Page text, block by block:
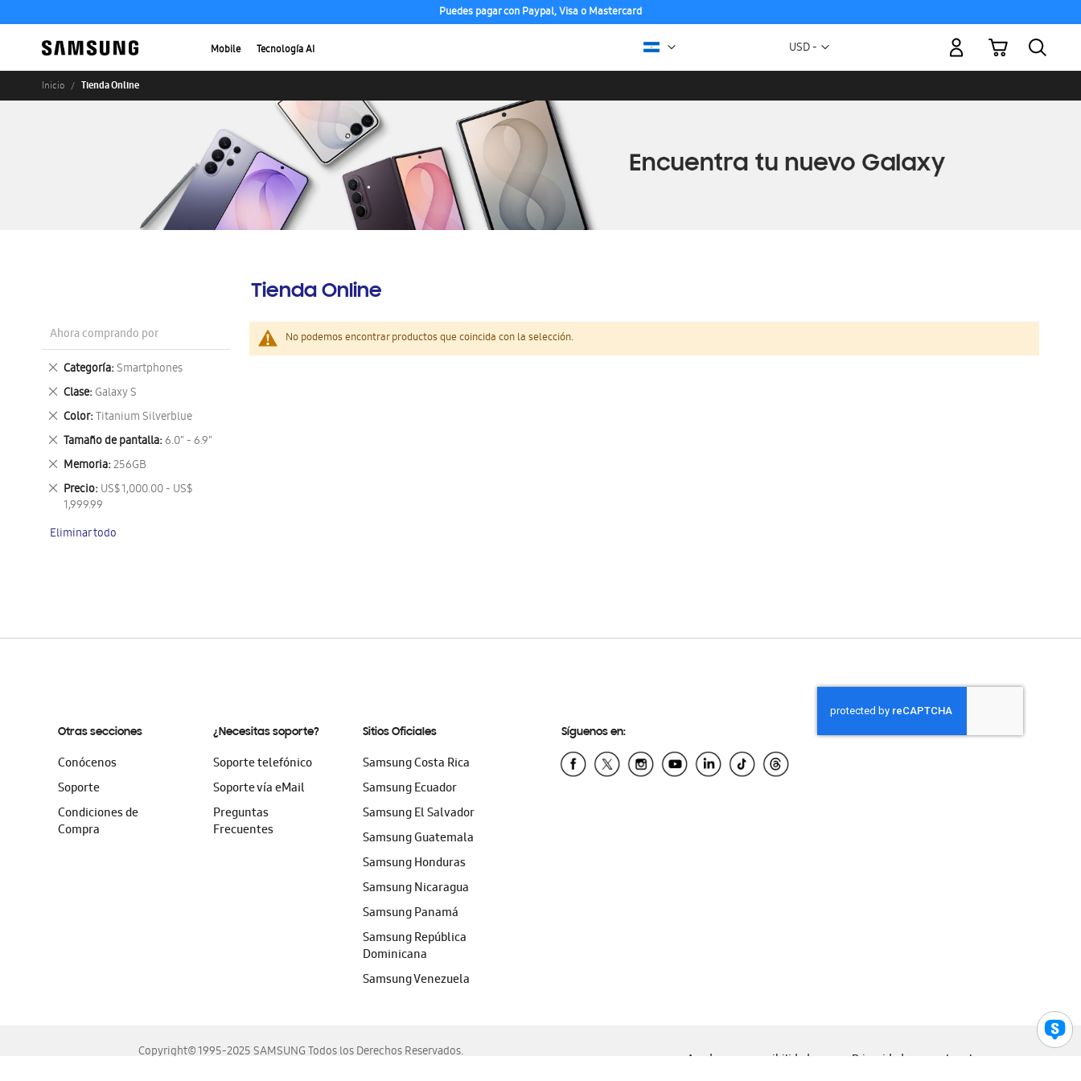
Puedes pagar con Paypal, Visa o Mastercard
Mobile Tecnología AI Moneda
USD -
Mi carrito
Inicio Tienda Online
Tienda Online
No podemos encontrar productos que coincida con la selección.
Ahora comprando por
Categoría Smartphones
Eliminar
este
artículo
Clase Galaxy S
Eliminar
este
artículo
Color Titanium Silverblue
Eliminar
este
artículo
Tamaño de pantalla 6.0" - 6.9"
Eliminar
este
artículo
Memoria 256GB
Eliminar
este
artículo
Precio US$ 1,000.00 - US$
1,999.99
Eliminar
este
Eliminar todo
Otras secciones
Conócenos
Soporte
Condiciones de
Compra
¿Necesitas soporte?
Soporte telefónico
Soporte vía eMail
Preguntas
Frecuentes
Sitios Oficiales
Samsung Costa Rica
Samsung Ecuador
Samsung El Salvador
Samsung Guatemala
Samsung Honduras
Samsung Nicaragua
Samsung Panamá
Samsung República
Dominicana
Samsung Venezuela
Síguenos en:
Copyright© 1995-2025 SAMSUNG Todos los Derechos Reservados.
Ayuda para accesibilidad Privacidad Legal